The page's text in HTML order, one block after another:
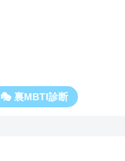
🎭 裏MBTI診断